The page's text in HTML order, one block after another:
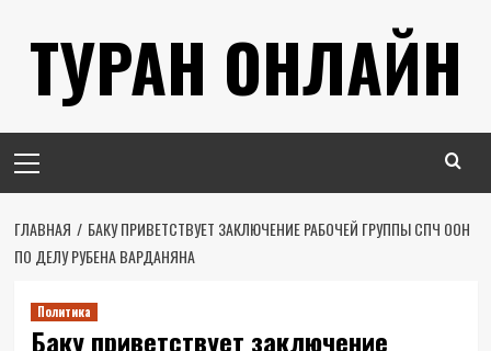
содержимому
ТУРАН ОНЛАЙН
меню
ГЛАВНАЯ
БАКУ ПРИВЕТСТВУЕТ ЗАКЛЮЧЕНИЕ РАБОЧЕЙ ГРУППЫ СПЧ ООН
ПО ДЕЛУ РУБЕНА ВАРДАНЯНА
Политика
Баку приветствует заключение